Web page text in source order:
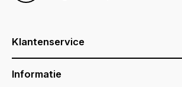
Klantenservice
Informatie